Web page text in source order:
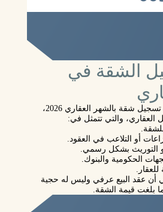
الشقة في
قبل الحديث عن رسوم تسجيل شقة بالشهر العقاري 2026،
العقاري، والتي تتمثل في:
أو التلاعب في العقود.
أو التوريث بشكل رسمي.
الحكومية والبنوك.
أن عقد البيع عرفي وليس له حجية
بلغت قيمة الشقة.